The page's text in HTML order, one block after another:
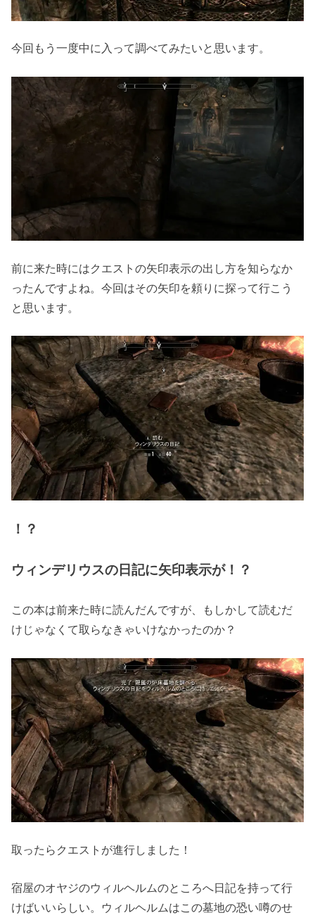
今回もう一度中に入って調べてみたいと思います。
前に来た時にはクエストの矢印表示の出し方を知らなか
ったんですよね。今回はその矢印を頼りに探って行こう
と思います。
！？
ウィンデリウスの日記に矢印表示が！？
この本は前来た時に読んだんですが、もしかして読むだ
けじゃなくて取らなきゃいけなかったのか？
取ったらクエストが進行しました！
宿屋のオヤジのウィルヘルムのところへ日記を持って行
けばいいらしい。ウィルヘルムはこの墓地の恐い噂のせ